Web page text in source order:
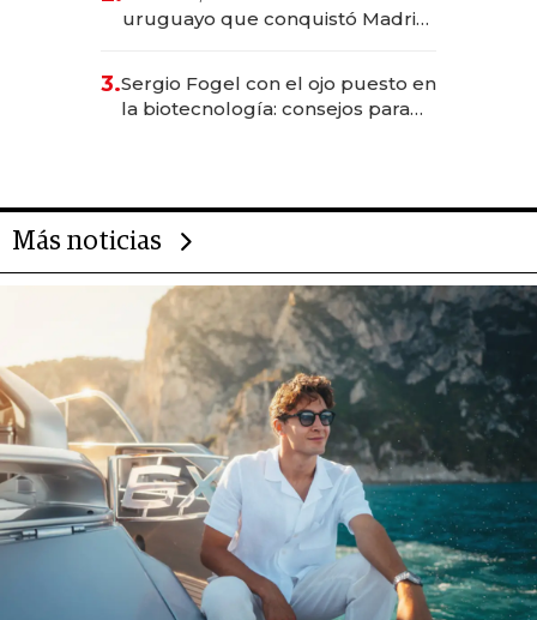
uruguayo que conquistó Madrid:
anticipación y prepara apertura
3.Sergio Fogel con el ojo puesto en
la biotecnología: consejos para
Más noticias